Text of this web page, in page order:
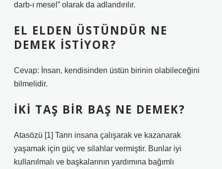
darb-ı mesel” olarak da adlandırılır.
EL ELDEN ÜSTÜNDÜR NE
DEMEK ISTIYOR?
Cevap: İnsan, kendisinden üstün birinin olabileceğini
bilmelidir.
İKI TAŞ BIR BAŞ NE DEMEK?
Atasözü [1] Tanrı insana çalışarak ve kazanarak
yaşamak için güç ve silahlar vermiştir. Bunlar iyi
kullanılmalı ve başkalarının yardımına bağımlı